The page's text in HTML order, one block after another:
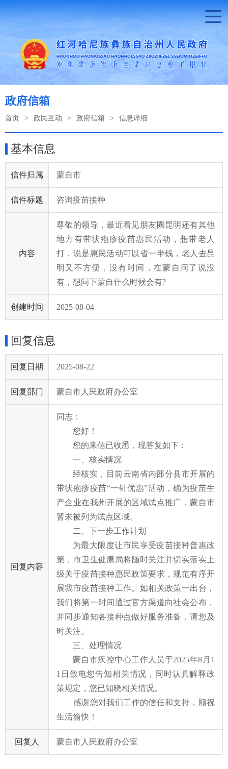
政府信箱
首页 > 政民互动 > 政府信箱 > 信息详细
基本信息
信件归属 蒙自市
信件标题 咨询疫苗接种
内容
尊敬的领导，最近看见朋友圈昆明还有其他
地方有带状疱疹疫苗惠民活动，想带老人
打，说是惠民活动可以省一半钱，老人去昆
明又不方便，没有时间，在蒙自问了说没
有，想问下蒙自什么时候会有?
创建时间 2025-08-04
回复信息
回复日期 2025-08-22
回复部门 蒙自市人民政府办公室
回复内容
同志：
您好！
您的来信已收悉 ，现答复如下：
一、 核实情况
经核实，目前云南省内部分县市开展的
带状疱疹疫苗“一针优惠”活动，确为疫苗生
产企业在我州开展的区域试点推广，蒙自市
暂未被列为试点区域。
二、 下一步工作计划
为最大限度让市民享受疫苗接种普惠政
策，市卫生健康局将随时关注并切实落实上
级关于疫苗接种惠民政策要求，规范有序开
展我市疫苗接种工作。 如相关政策一出台，
我们将第一时间通过官方渠道向社会公布，
并同步通知各接种点做好服务准备，请您及
时关注。
三、处理情况
蒙自市疾控中心工作人员于2025年8月1
1日致电您告知相关情况，同时认真解释政
策规定， 您已知晓相关情况。
感谢您对我们工作的信任和支持，顺祝
生活愉快！
回复人 蒙自市人民政府办公室